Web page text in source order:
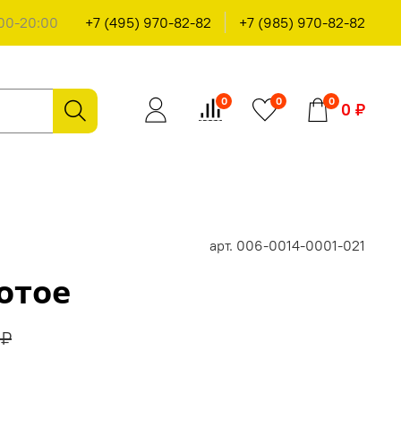
20:00 +7 (495) 970-82-82 +7 (985) 970-82-82
0 0 0 0 ₽
арт. 006-0014-0001-021